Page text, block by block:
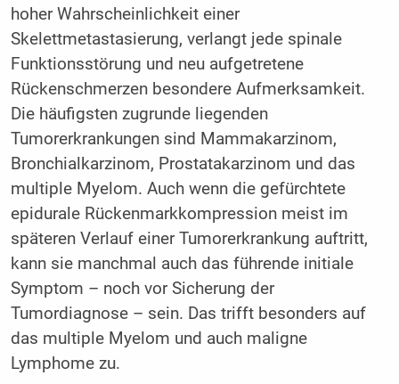
hoher Wahrscheinlichkeit einer
Skelettmetastasierung, verlangt jede spinale
Funktionsstörung und neu aufgetretene
Rückenschmerzen besondere Aufmerksamkeit.
Die häufigsten zugrunde liegenden
Tumorerkrankungen sind Mammakarzinom,
Bronchialkarzinom, Prostatakarzinom und das
multiple Myelom. Auch wenn die gefürchtete
epidurale Rückenmarkkompression meist im
späteren Verlauf einer Tumorerkrankung auftritt,
kann sie manchmal auch das führende initiale
Symptom – noch vor Sicherung der
Tumordiagnose – sein. Das trifft besonders auf
das multiple Myelom und auch maligne
Lymphome zu.